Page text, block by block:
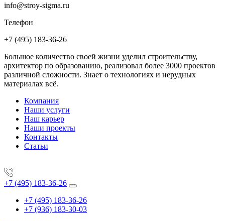
info@stroy-sigma.ru
Телефон
+7 (495) 183-36-26
Большое количество своей жизни уделил строительству,
архитектор по образованию, реализовал более 3000 проектов
различной сложности. Знает о технологиях и нерудных
материалах всё.
Компания
Наши услуги
Наш карьер
Наши проекты
Контакты
Статьи
+7 (495) 183-36-26
+7 (495) 183-36-26
+7 (936) 183-30-03